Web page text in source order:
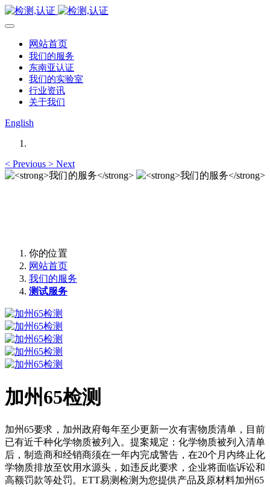
网站首页
我们的服务
东南亚认证
我们的实验室
行业资讯
关于我们
English
< Previous > Next
你的位置
网站首页
我们的服务
测试服务
加州65检测
加州65要求，加州政府每年至少更新一次有害物质清单，目前
已有近千种化学物质被列入。提案规定：化学物质被列入清单
后，制造商和经销商须在一年内完成警告，在20个月内终止化
学物质排放至饮用水源头，如违反此要求，企业将面临诉讼和
高额罚款等处罚。ETT易测检测为您提供产品及原材料加州65